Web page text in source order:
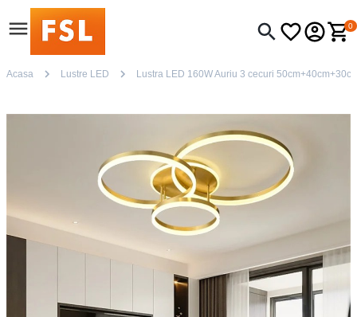
0
Acasa Lustre LED Lustra LED 160W Auriu 3 cecuri